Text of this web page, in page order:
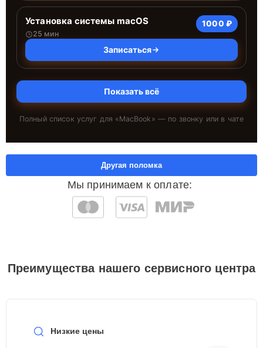
Установка системы macOS
25 мин
1000 ₽
Записаться
Показать всё
Полный список услуг для «MacBook » — по звонку или в чате
Мы принимаем к оплате:
Другая поломка
Преимущества нашего сервисного центра
Низкие цены